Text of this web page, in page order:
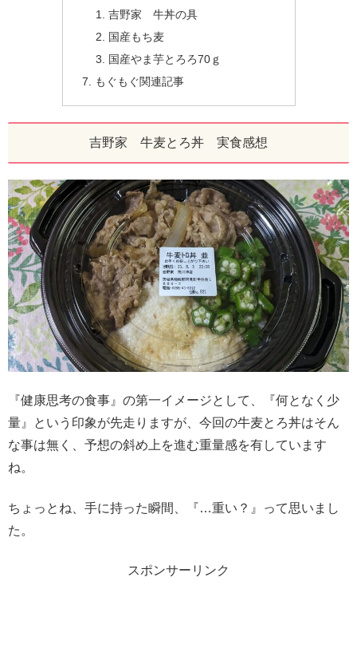
吉野家 牛丼の具
国産もち麦
国産やま芋とろろ70ｇ
もぐもぐ関連記事
吉野家 牛麦とろ丼 実食感想
『健康思考の食事』の第一イメージとして、『何となく少
量』という印象が先走りますが、今回の牛麦とろ丼はそん
な事は無く、予想の斜め上を進む重量感を有しています
ね。
ちょっとね、手に持った瞬間、『…重い？』って思いまし
た。
スポンサーリンク